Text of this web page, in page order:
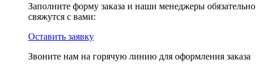
Заполните форму заказа и наши менеджеры обязательно
свяжутся с вами:
Оставить заявку
Звоните нам на горячую линию для оформления заказа